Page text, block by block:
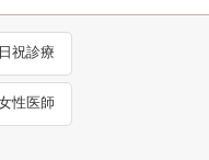
日祝診療
性医師